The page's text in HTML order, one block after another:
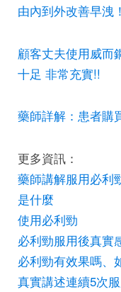
由內到外改善早洩！
顧客丈夫使用威而
十足 非常充實!!
藥師詳解：患者購
更多資訊：
藥師講解服用必利
是什麼
使用必利勁
必利勁服用後真實
必利勁有效果嗎、
真實講述連續5次